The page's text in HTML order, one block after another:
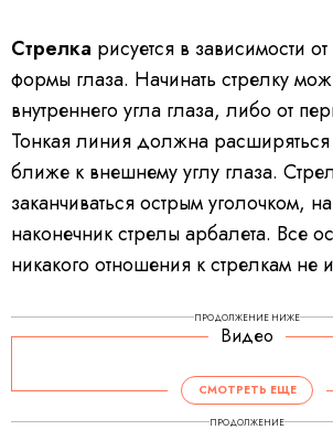
Стрелка рисуется в зависимости
формы глаза. Начинать стрелку
внутреннего угла глаза, либо от
Тонкая линия должна расширяться
ближе к внешнему углу глаза.
заканчиваться острым уголочком,
наконечник стрелы арбалета. Все
никакого отношения к стрелкам не
ПРОДОЛЖЕНИЕ НИЖЕ
Видео
СМОТРЕТЬ ЕЩЕ
ПРОДОЛЖЕНИЕ